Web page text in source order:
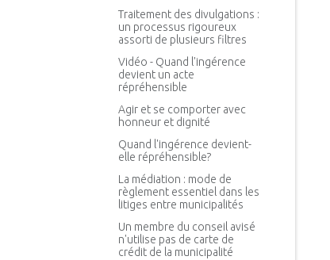
Traitement des divulgations :
un processus rigoureux
assorti de plusieurs filtres
Vidéo - Quand l'ingérence
devient un acte
répréhensible
Agir et se comporter avec
honneur et dignité
Quand l'ingérence devient-
elle répréhensible?
La médiation : mode de
règlement essentiel dans les
litiges entre municipalités
Un membre du conseil avisé
n'utilise pas de carte de
crédit de la municipalité